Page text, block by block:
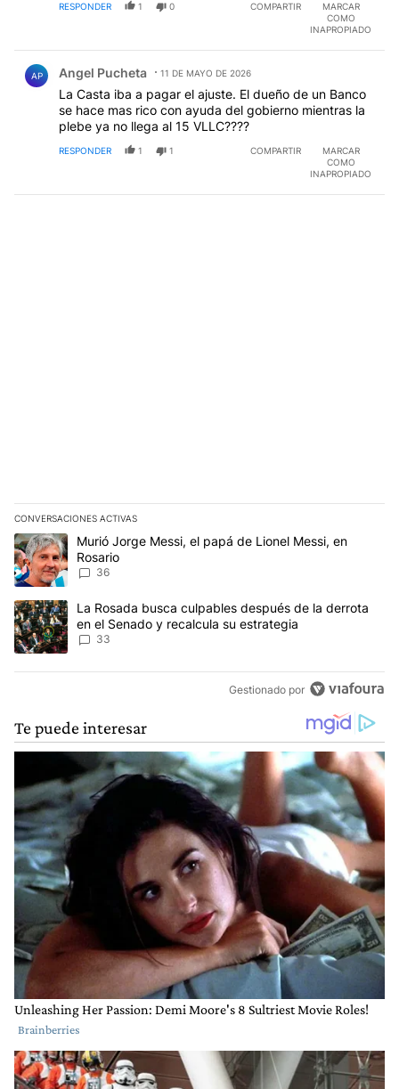
RESPONDER 1 0 COMPARTIR
MARCAR
COMO
INAPROPIADO
AP Angel Pucheta 11 DE MAYO DE 2026
La Casta iba a pagar el ajuste. El dueño de un Banco
se hace mas rico con ayuda del gobierno mientras la
plebe ya no llega al 15 VLLC????
RESPONDER 1 1 COMPARTIR
MARCAR
COMO
INAPROPIADO
CONVERSACIONES ACTIVAS
Este listado muestra los artículos con más comentarios en los
Un artículo de tendencia con el título "Murió Jorge Messi, el
Murió Jorge Messi, el papá de Lionel Messi, en
Rosario
36
Un artículo de tendencia con el título "La Rosada busca
La Rosada busca culpables después de la derrota
en el Senado y recalcula su estrategia
33
Gestionado por